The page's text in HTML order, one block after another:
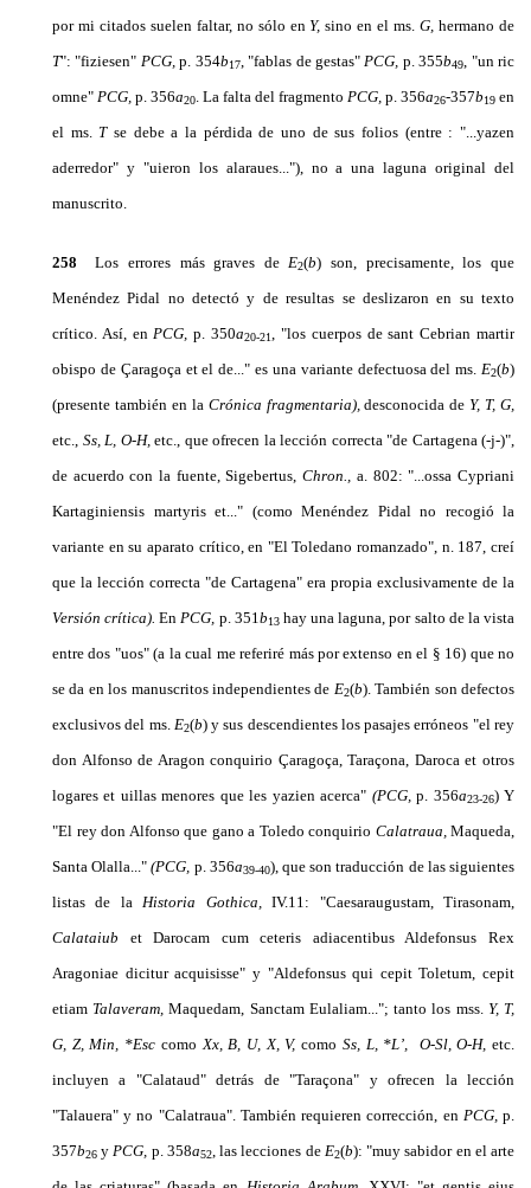
por mi citados suelen faltar, no sólo en Y,sino en el ms.G,hermano de
T": "fiziesen" PCG,p. 354b17, "fablas de gestas" PCG, p. 355b49
, "un ric
omne" PCG, p. 356a20 . La falta del fragmento PCG, p. 356a26-357b19 en
el ms. Tse debe a la pérdida de uno de sus folios (entre : "...yazen
aderredor" y "uieron los alaraues..."), no a una laguna original del
manuscrito.
258 Los errores más graves de E2(b) son, precisamente, los que
Menéndez Pidal no detectó y de resul­tas se deslizaron en su texto
crítico. Así, en PCG,p. 350a20-21
, "los cuerpos de sant Cebrian martir
obis­po de Çaragoça et el de..." es una variante defectuosa del ms. E2(b)
(presente también en la Crónica fragmentaria),desconocida de Y, T, G,
etc., Ss, L, O-H, etc., que ofrecen la lección correcta "de Cartage­na (-j-)",
de acuerdo con la fuente, Sigebertus,Chron., a. 802: "...ossa Cypriani
Kartaginiensis martyris et..." (como Menéndez Pidal no recogió la
variante en su aparato crítico, en "El Toledano romanzado", n. 187, creí
que la lección correcta "de Cartagena" era propia exclusivamente de la
Versión crítica).En PCG, p. 351 b13hay una laguna, por salto de la vista
entre dos "uos" (a la cual me referiré más por extenso en el § 16) que no
se da en los manuscritos independientes de E2(b). También son defectos
exclusivos del ms. E2(b) y sus descendientes los pasajes erróneos "el rey
don Alfonso de Aragon conquirio Çaragoça, Taraçona, Daroca et otros
logares et uillas menores que les yazien acerca" (PCG,p. 356a23-26) Y
"El rey don Alfonso que gano a Toledo conquirio Calatraua, Maqueda,
Santa Olalla..."(PCG, p. 356a39-40), que son traducción de las siguientes
listas de la Historia Gothica,IV.11: "Caesaraugustam, Tirasonam,
Calataiub et Darocam cum ceteris adiacentibus Aldefonsus Rex
Aragoniae dicitur acquisisse" y "Aldefonsus qui ce­pit Toletum, cepit
etiam Talaveram,Maquedam, Sanctam Eulaliam..."; tanto los mss. Y, T,
G, Z, Min, *Esc como Xx, B, U, X, V,como Ss, L, *L’, O-Sl, O-H,etc.
incluyen a "Calataud" detrás de "Taraçona" y ofre­cen la lección
"Talauera" y no "Calatraua". También requieren corrección, en PCG,p.
357b26 y PCG, p. 358a52, las lecciones de E2(b): "muy sabidor en el arte